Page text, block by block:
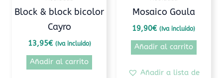
Block & block bicolor
Cayro
13,95€ (Iva incluido)
Añadir al carrito
Mosaico Goula
19,90€ (Iva incluido)
Añadir al carrito
Añadir a lista de